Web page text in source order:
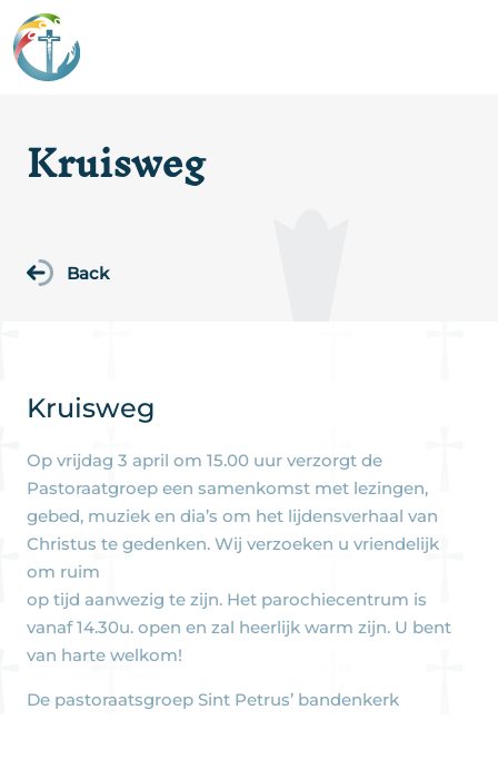
Kruisweg
Back
Kruisweg
Op vrijdag 3 april om 15.00 uur verzorgt de
Pastoraatgroep een samenkomst met lezingen,
gebed, muziek en dia’s om het lijdensverhaal van
Christus te gedenken. Wij verzoeken u vriendelijk
om ruim
op tijd aanwezig te zijn. Het parochiecentrum is
vanaf 14.30u. open en zal heerlijk warm zijn. U bent
van harte welkom!
De pastoraatsgroep Sint Petrus’ bandenkerk